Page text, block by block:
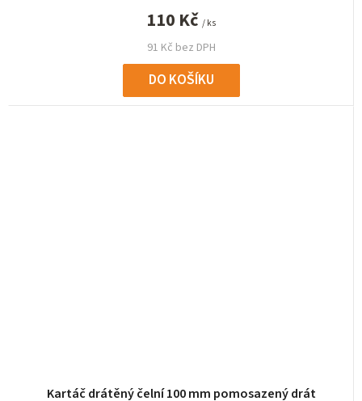
91 Kč bez DPH
110 Kč / ks
DO KOŠÍKU
Kartáč drátěný čelní 100 mm pomosazený drát